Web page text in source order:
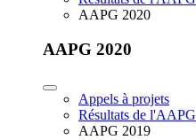
AAPG 2020
AAPG 2020
Appels à projets
Résultats de l'AAPG
AAPG 2019